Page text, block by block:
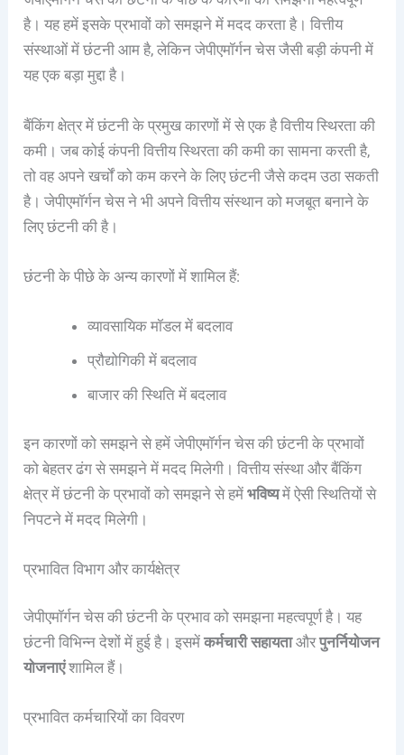
है। यह हमें इसके प्रभावों को समझने में मदद करता है। वित्तीय
संस्थाओं में छंटनी आम है, लेकिन जेपीएमॉर्गन चेस जैसी बड़ी कंपनी में
यह एक बड़ा मुद्दा है।
बैंकिंग क्षेत्र में छंटनी के प्रमुख कारणों में से एक है वित्तीय स्थिरता की
कमी। जब कोई कंपनी वित्तीय स्थिरता की कमी का सामना करती है,
तो वह अपने खर्चों को कम करने के लिए छंटनी जैसे कदम उठा सकती
है। जेपीएमॉर्गन चेस ने भी अपने वित्तीय संस्थान को मजबूत बनाने के
लिए छंटनी की है।
छंटनी के पीछे के अन्य कारणों में शामिल हैं:
व्यावसायिक मॉडल में बदलाव
प्रौद्योगिकी में बदलाव
बाजार की स्थिति में बदलाव
इन कारणों को समझने से हमें जेपीएमॉर्गन चेस की छंटनी के प्रभावों
को बेहतर ढंग से समझने में मदद मिलेगी। वित्तीय संस्था और बैंकिंग
क्षेत्र में छंटनी के प्रभावों को समझने से हमेंभविष्यमें ऐसी स्थितियों से
निपटने में मदद मिलेगी।
प्रभावित विभाग और कार्यक्षेत्र
जेपीएमॉर्गन चेस की छंटनी के प्रभाव को समझना महत्वपूर्ण है। यह
छंटनी विभिन्न देशों में हुई है। इसमेंकर्मचारी सहायताऔरपुनर्नियोजन
योजनाएंशामिल हैं।
प्रभावित कर्मचारियों का विवरण